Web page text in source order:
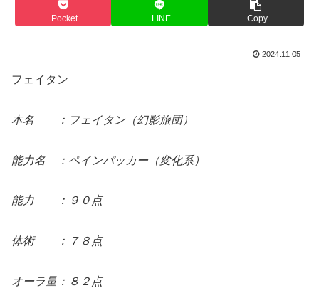
Pocket LINE Copy
2024.11.05
フェイタン
本名 ：フェイタン（幻影旅団）
能力名 ：ペインパッカー（変化系）
能力 ：９０点
体術 ：７８点
オーラ量：８２点